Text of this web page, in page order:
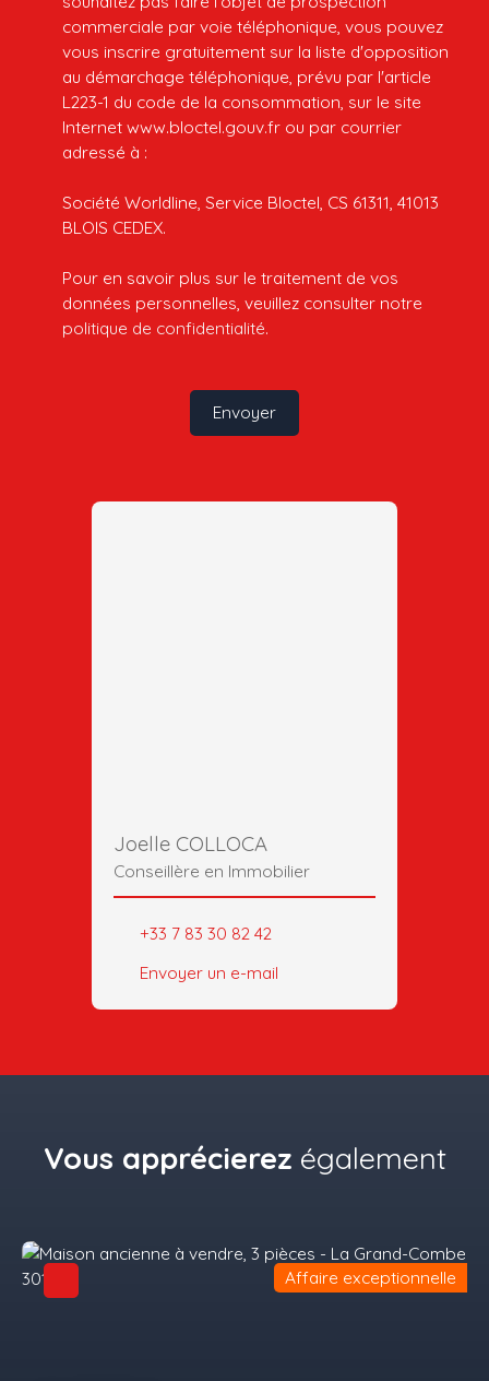
commerciale par voie téléphonique, vous pouvez
vous inscrire gratuitement sur la liste d'opposition
au démarchage téléphonique, prévu par l'article
L223-1 du code de la consommation, sur le site
Internet www.bloctel.gouv.fr ou par courrier
adressé à :
Société Worldline, Service Bloctel, CS 61311, 41013
BLOIS CEDEX.
Pour en savoir plus sur le traitement de vos
données personnelles, veuillez consulter notre
politique de confidentialité.
Envoyer
Joelle COLLOCA
Conseillère en Immobilier
+33 7 83 30 82 42
Envoyer un e-mail
Vous apprécierez également
Affaire exceptionnelle